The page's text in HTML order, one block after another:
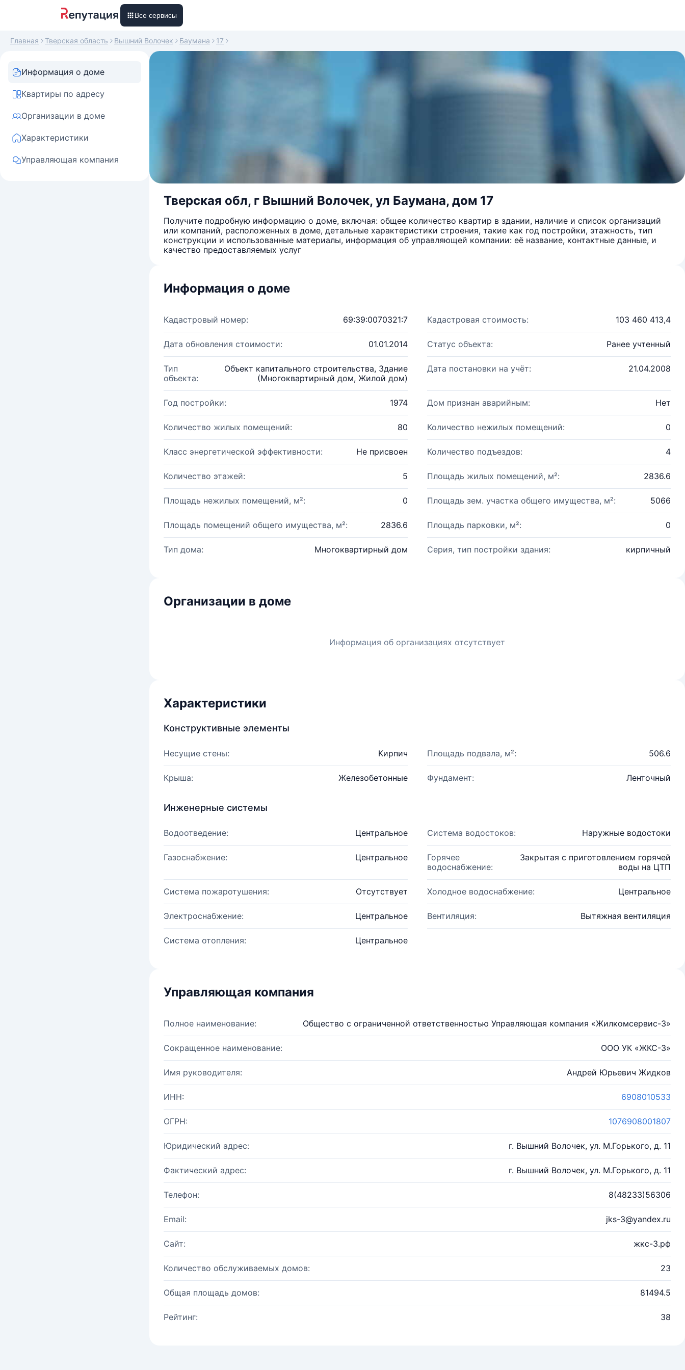
Все сервисы
Главная Тверская область Вышний Волочек Баумана 17
Информация о доме
Квартиры по адресу
Организации в доме
Характеристики
Управляющая компания
Тверская обл, г Вышний Волочек, ул Баумана, дом 17
Получите подробную информацию о доме, включая: общее количество квартир в здании, наличие и список организаций
или компаний, расположенных в доме, детальные характеристики строения, такие как год постройки, этажность, тип
конструкции и использованные материалы, информация об управляющей компании: её название, контактные данные, и
качество предоставляемых услуг
Информация о доме
Кадастровый номер: 69:39:0070321:7 Кадастровая стоимость: 103 460 413,4
Дата обновления стоимости: 01.01.2014 Статус объекта: Ранее учтенный
Тип
объекта:
Объект капитального строительства, Здание
(Многоквартирный дом, Жилой дом)
Дата постановки на учёт: 21.04.2008
Год постройки: 1974 Дом признан аварийным: Нет
Количество жилых помещений: 80 Количество нежилых помещений: 0
Класс энергетической эффективности: Не присвоен Количество подъездов: 4
Количество этажей: 5 Площадь жилых помещений, м²: 2836.6
Площадь нежилых помещений, м²: 0 Площадь зем. участка общего имущества, м²: 5066
Площадь помещений общего имущества, м²: 2836.6 Площадь парковки, м²: 0
Тип дома: Многоквартирный дом Серия, тип постройки здания: кирпичный
Организации в доме
Информация об организациях отсутствует
Характеристики
Конструктивные элементы
Несущие стены: Кирпич Площадь подвала, м²: 506.6
Крыша: Железобетонные Фундамент: Ленточный
Инженерные системы
Водоотведение: Центральное Система водостоков: Наружные водостоки
Газоснабжение: Центральное
Горячее
водоснабжение:
Закрытая с приготовлением горячей
воды на ЦТП
Система пожаротушения: Отсутствует Холодное водоснабжение: Центральное
Электроснабжение: Центральное Вентиляция: Вытяжная вентиляция
Система отопления: Центральное
Управляющая компания
Полное наименование: Общество с ограниченной ответственностью Управляющая компания «Жилкомсервис-3»
Сокращенное наименование: ООО УК «ЖКС-3»
Имя руководителя: Андрей Юрьевич Жидков
ИНН: 6908010533
ОГРН: 1076908001807
Юридический адрес: г. Вышний Волочек, ул. М.Горького, д. 11
Фактический адрес: г. Вышний Волочек, ул. М.Горького, д. 11
Телефон: 8(48233)56306
Email: jks-3@yandex.ru
Сайт: жкс-3.рф
Количество обслуживаемых домов: 23
Общая площадь домов: 81494.5
Рейтинг: 38